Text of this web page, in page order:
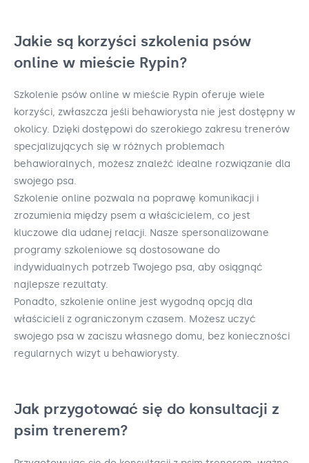
Jakie są korzyści szkolenia psów
online w mieście Rypin?
Szkolenie psów online w mieście Rypin oferuje wiele
korzyści, zwłaszcza jeśli behawiorysta nie jest dostępny w
okolicy. Dzięki dostępowi do szerokiego zakresu trenerów
specjalizujących się w różnych problemach
behawioralnych, możesz znaleźć idealne rozwiązanie dla
swojego psa.
Szkolenie online pozwala na poprawę komunikacji i
zrozumienia między psem a właścicielem, co jest
kluczowe dla udanej relacji. Nasze spersonalizowane
programy szkoleniowe są dostosowane do
indywidualnych potrzeb Twojego psa, aby osiągnąć
najlepsze rezultaty.
Ponadto, szkolenie online jest wygodną opcją dla
właścicieli z ograniczonym czasem. Możesz uczyć
swojego psa w zaciszu własnego domu, bez konieczności
regularnych wizyt u behawiorysty.
Jak przygotować się do konsultacji z
psim trenerem?